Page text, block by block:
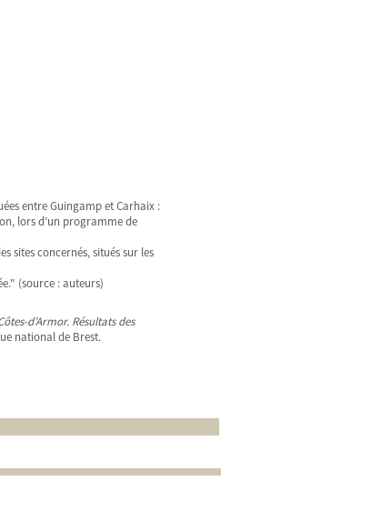
entre Guingamp et Carhaix :
lors d’un programme de
sites concernés, situés sur les
(source : auteurs)
d’Armor. Résultats des
national de Brest.